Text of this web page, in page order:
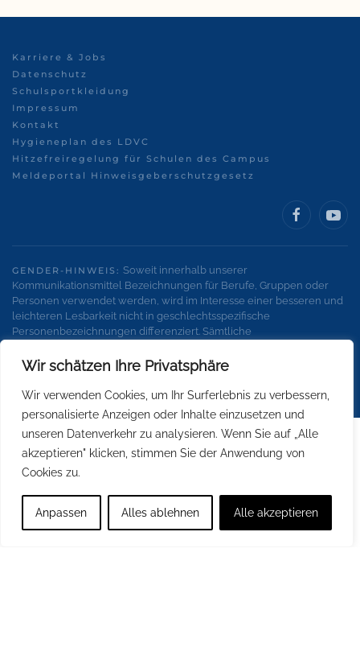
Wir schätzen Ihre Privatsphäre
Wir verwenden Cookies, um Ihr Surferlebnis zu verbessern,
personalisierte Anzeigen oder Inhalte einzusetzen und
unseren Datenverkehr zu analysieren. Wenn Sie auf „Alle
akzeptieren" klicken, stimmen Sie der Anwendung von
Cookies zu.
Anpassen Alles ablehnen Alle akzeptieren
Karriere & Jobs
Datenschutz
Schulsportkleidung
Impressum
Kontakt
Hygieneplan des LDVC
Hitzefreiregelung für Schulen des Campus
Meldeportal Hinweisgeberschutzgesetz
GENDER-HINWEIS: Soweit innerhalb unserer
Kommunikationsmittel Bezeichnungen für Berufe, Gruppen oder
Personen verwendet werden, wird im Interesse einer besseren und
leichteren Lesbarkeit nicht in geschlechtsspezifische
Personenbezeichnungen differenziert. Sämtliche
Geschlechter.